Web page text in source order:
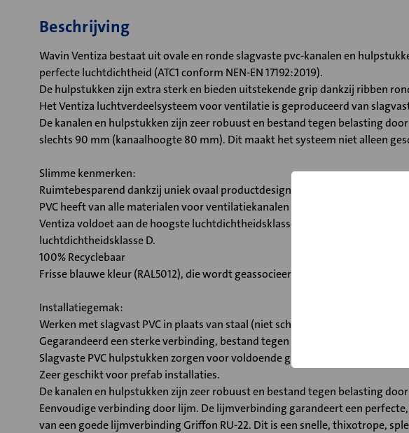
Beschrijving
Wavin Ventiza bestaat uit ovale en ronde slagvaste pvc-kanalen en
perfecte luchtdichtheid (ATC1 conform NEN-EN 17192:2019).
De hulpstukken zijn extra sterk en bieden uitstekende grip dankzij ribben
Het Ventiza luchtverdeelsysteem voor ventilatie is geproduceerd van
De kanalen en hulpstukken zijn zeer robuust en bestand tegen belasting
slechts 90 mm (kanaalhoogte 80 mm). Dit maakt het systeem niet alleen
Slimme kenmerken:
Ruimtebesparend dankzij uniek ovaal productdesign, ideaal voor situaties
PVC heeft van alle materialen voor ventilatiekanalen de laagste
Ventiza voldoet aan de hoogste luchtdichtheidsklasse ATC1 (Air Tightness
luchtdichtheidsklasse D.
100% Recyclebaar
Frisse blauwe kleur (RAL5012), die wordt geassocieerd met lucht.
Installatiegemak:
Werken met slagvast PVC in plaats van staal (niet schroeven en tapen
Gegarandeerd een sterke verbinding, bestand tegen het storten van beton.
Slagvaste PVC hulpstukken zorgen voor voldoende grip en perfecte
Zeer geschikt voor prefab installaties.
De kanalen en hulpstukken zijn zeer robuust en bestand tegen belasting
Eenvoudige verbinding door lijm. De lijmverbinding garandeert een
van een goede lijmverbinding Griffon RU-22. Dit is een snelle, thixotrope,